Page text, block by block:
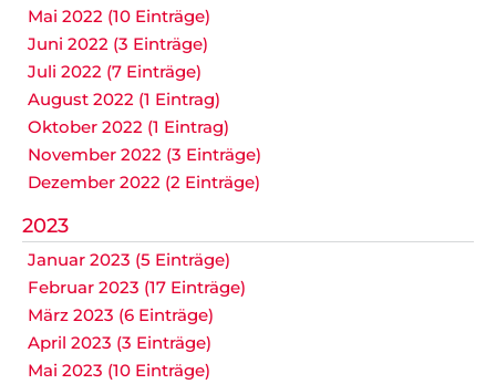
Mai 2022 (10 Einträge)
Juni 2022 (3 Einträge)
Juli 2022 (7 Einträge)
August 2022 (1 Eintrag)
Oktober 2022 (1 Eintrag)
November 2022 (3 Einträge)
Dezember 2022 (2 Einträge)
2023
Januar 2023 (5 Einträge)
Februar 2023 (17 Einträge)
März 2023 (6 Einträge)
April 2023 (3 Einträge)
Mai 2023 (10 Einträge)